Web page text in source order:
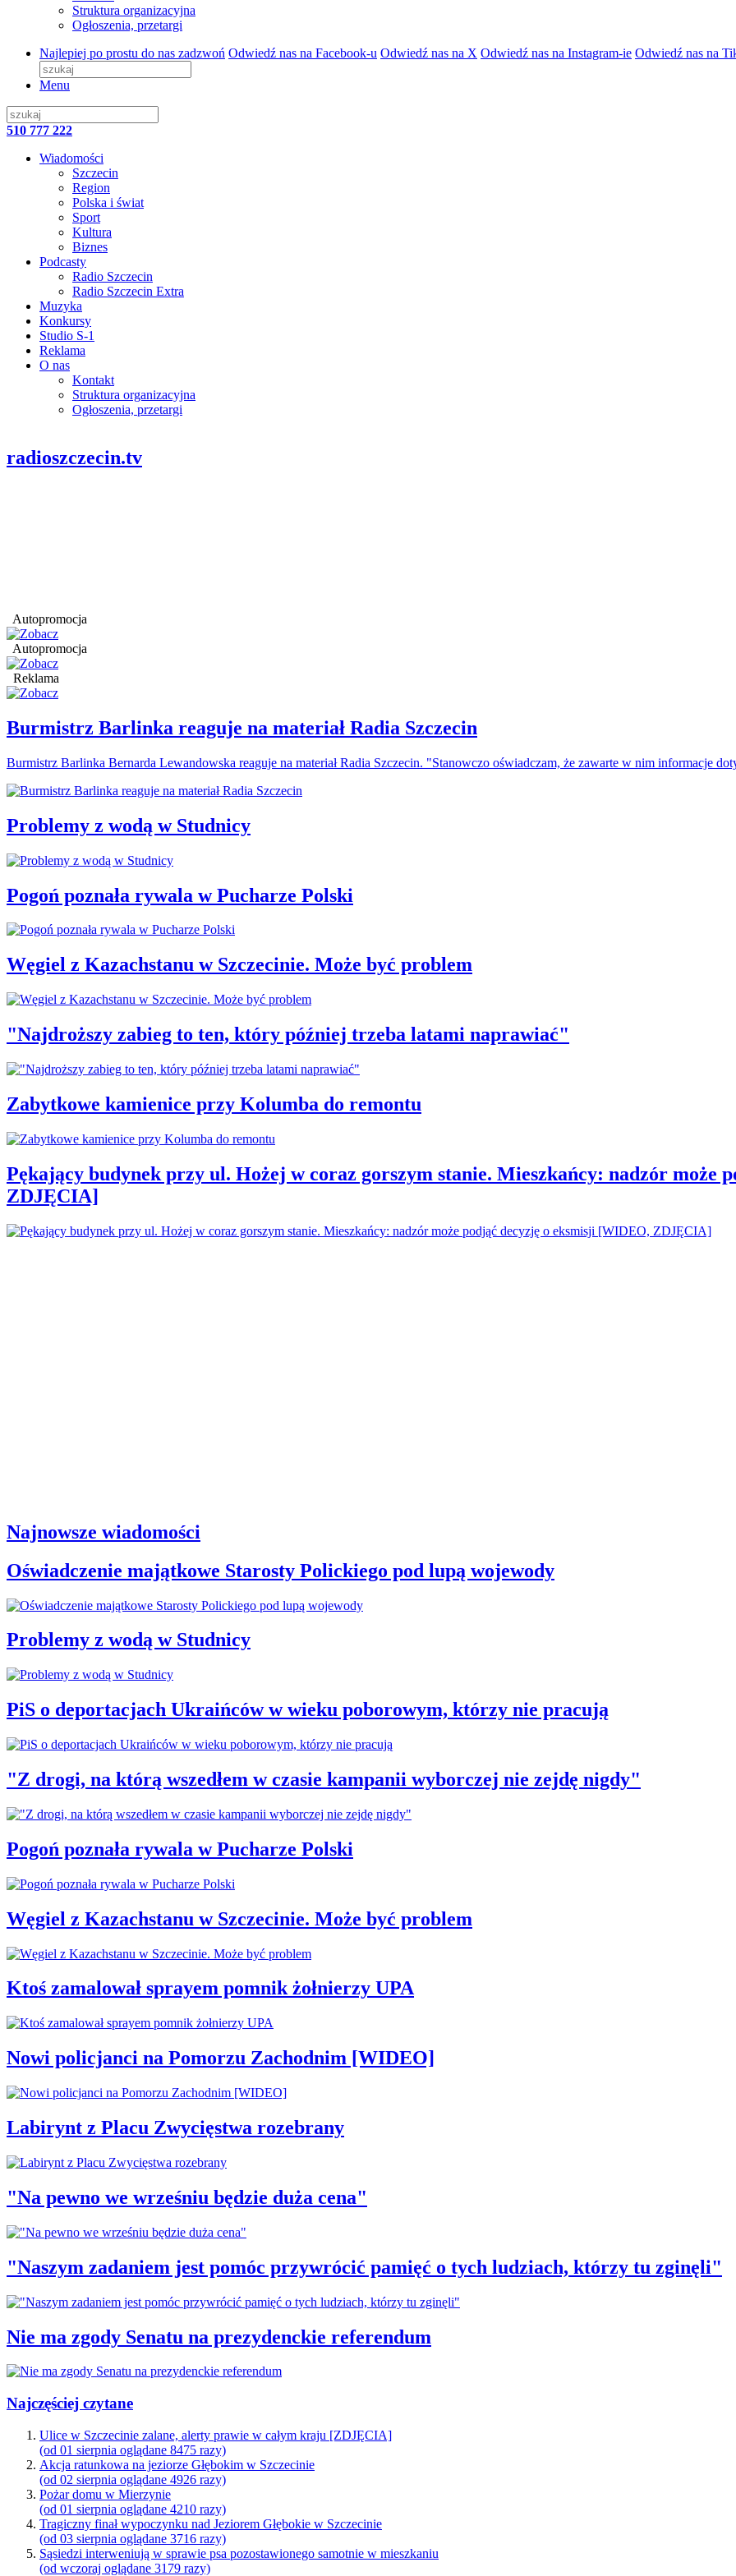
Struktura organizacyjna
Ogłoszenia, przetargi
Najlepiej po prostu do nas zadzwoń Odwiedź nas na Facebook-u Odwiedź nas na X Odwiedź nas na Instagram-ie Odwiedź nas na
Menu
510 777 222
Wiadomości
Szczecin
Region
Polska i świat
Sport
Kultura
Biznes
Podcasty
Radio Szczecin
Radio Szczecin Extra
Muzyka
Konkursy
Studio S-1
Reklama
O nas
Kontakt
Struktura organizacyjna
Ogłoszenia, przetargi
radioszczecin.tv
Autopromocja
Autopromocja
Reklama
Burmistrz Barlinka reaguje na materiał Radia Szczecin
Burmistrz Barlinka Bernarda Lewandowska reaguje na materiał Radia Szczecin. "Stanowczo oświadczam, że zawarte w nim informacje
Problemy z wodą w Studnicy
Pogoń poznała rywala w Pucharze Polski
Węgiel z Kazachstanu w Szczecinie. Może być problem
"Najdroższy zabieg to ten, który później trzeba latami naprawiać"
Zabytkowe kamienice przy Kolumba do remontu
Pękający budynek przy ul. Hożej w coraz gorszym stanie. Mieszkańcy: nadzór może
ZDJĘCIA]
Najnowsze wiadomości
Oświadczenie majątkowe Starosty Polickiego pod lupą wojewody
Problemy z wodą w Studnicy
PiS o deportacjach Ukraińców w wieku poborowym, którzy nie pracują
"Z drogi, na którą wszedłem w czasie kampanii wyborczej nie zejdę nigdy"
Pogoń poznała rywala w Pucharze Polski
Węgiel z Kazachstanu w Szczecinie. Może być problem
Ktoś zamalował sprayem pomnik żołnierzy UPA
Nowi policjanci na Pomorzu Zachodnim [WIDEO]
Labirynt z Placu Zwycięstwa rozebrany
"Na pewno we wrześniu będzie duża cena"
"Naszym zadaniem jest pomóc przywrócić pamięć o tych ludziach, którzy tu zginęli"
Nie ma zgody Senatu na prezydenckie referendum
Najczęściej czytane
Ulice w Szczecinie zalane, alerty prawie w całym kraju [ZDJĘCIA]
(od 01 sierpnia oglądane 8475 razy)
Akcja ratunkowa na jeziorze Głębokim w Szczecinie
(od 02 sierpnia oglądane 4926 razy)
Pożar domu w Mierzynie
(od 01 sierpnia oglądane 4210 razy)
Tragiczny finał wypoczynku nad Jeziorem Głębokie w Szczecinie
(od 03 sierpnia oglądane 3716 razy)
Sąsiedzi interweniują w sprawie psa pozostawionego samotnie w mieszkaniu
(od wczoraj oglądane 3179 razy)